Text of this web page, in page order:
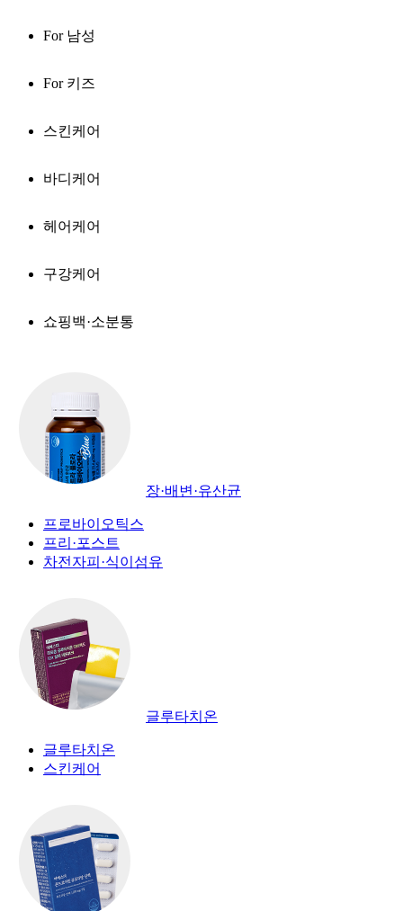
For 남성
For 키즈
스킨케어
바디케어
헤어케어
구강케어
쇼핑백·소분통
장·배변·유산균
프로바이오틱스
프리·포스트
차전자피·식이섬유
글루타치온
글루타치온
스킨케어